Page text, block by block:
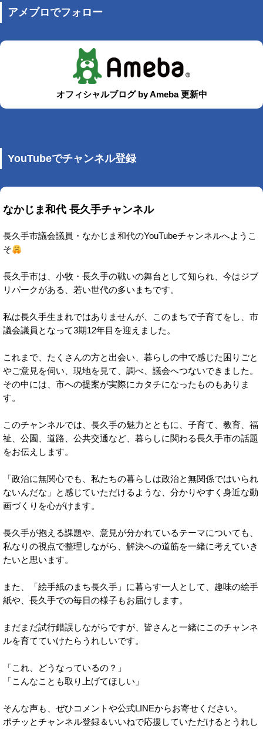
アメブロでフォロー
オフィシャルブログ by Ameba 更新中
YouTubeでチャンネル登録
なかじま和代 長久手チャンネル
長久手市議会議員・なかじま和代のYouTubeチャンネルへようこ
そ
長久手市は、小牧・長久手の戦いの舞台として知られ、今はジブ
リパークがある、若い世代の多いまちです。
私は長久手生まれではありませんが、このまちで子育てをし、市
議会議員となって3期12年目を迎えました。
これまで、たくさんの方と出会い、暮らしの中で感じた困りごと
やご意見を伺い、現地を見て、調べ、議会へつないできました。
その中には、市への提案が実際にカタチになったものもありま
す。
このチャンネルでは、長久手の魅力とともに、子育て、教育、福
祉、公園、道路、公共交通など、暮らしに関わる長久手市の話題
をお伝えします。
「政治に無関心でも、私たちの暮らしは政治と無関係ではいられ
ないんだな」と感じていただけるような、分かりやすく身近な動
画づくりを心がけます。
長久手が抱える課題や、意見が分かれているテーマについても、
私なりの視点で整理しながら、解決への道筋を一緒に考えていき
たいと思います。
また、「絵手紙のまち長久手」に暮らす一人として、趣味の絵手
紙や、長久手での毎日の様子もお届けします。
まだまだ試行錯誤しながらですが、皆さんと一緒にこのチャンネ
ルを育てていけたらうれしいです。
「これ、どうなっているの？」
「こんなことも取り上げてほしい」
そんな声も、ぜひコメントや公式LINEからお寄せください。
ポチッとチャンネル登録＆いいねで応援していただけるとうれし